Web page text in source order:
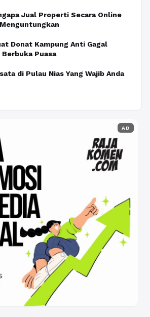
Jual Properti Secara Online
Donat Kampung Anti Gagal
Puasa
di Pulau Nias Yang Wajib Anda
AD